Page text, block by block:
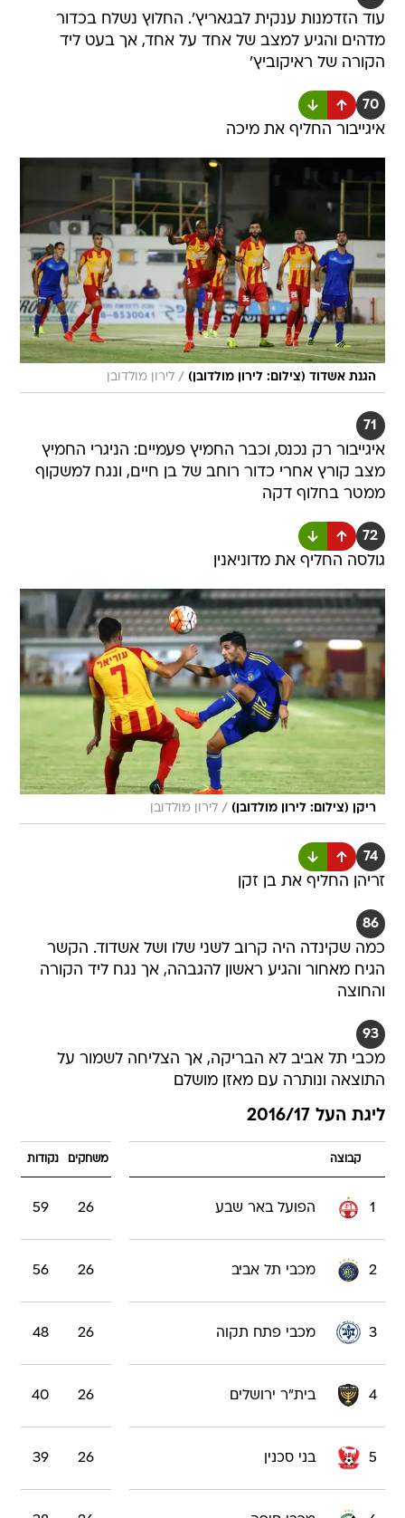
עוד הזדמנות ענקית לבגאריץ'. החלוץ נשלח בכדור
מדהים והגיע למצב של אחד על אחד, אך בעט ליד
הקורה של ראיקוביץ'
70
איגייבור החליף את מיכה
הגנת אשדוד (צילום: לירון מולדובן) / לירון מולדובן
71
איגייבור רק נכנס, וכבר החמיץ פעמיים: הניגרי החמיץ
מצב קורץ אחרי כדור רוחב של בן חיים, ונגח למשקוף
ממטר בחלוף דקה
72
גולסה החליף את מדוניאנין
ריקן (צילום: לירון מולדובן) / לירון מולדובן
74
זריהן החליף את בן זקן
86
כמה שקינדה היה קרוב לשני שלו ושל אשדוד. הקשר
הגיח מאחור והגיע ראשון להגבהה, אך נגח ליד הקורה
והחוצה
93
מכבי תל אביב לא הבריקה, אך הצליחה לשמור על
התוצאה ונותרה עם מאזן מושלם
ליגת העל 2016/17
קבוצה משחקים נקודות
1 הפועל באר שבע 26
59
2 מכבי תל אביב 26
56
3 מכבי פתח תקוה 26
48
4 בית"ר ירושלים 26
40
5 בני סכנין 26
39